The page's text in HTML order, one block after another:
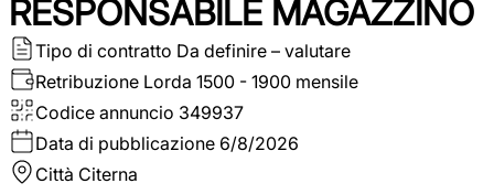
RESPONSABILE MAGAZZINO
Tipo di contratto Da definire – valutare
Retribuzione Lorda 1500 - 1900 mensile
Codice annuncio 349937
Data di pubblicazione 6/8/2026
Città Citerna